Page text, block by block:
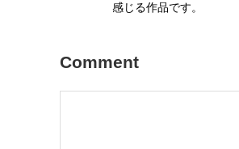
感じる作品です。
Comment